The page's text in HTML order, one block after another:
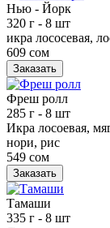
Нью - Йорк
320 г - 8 шт
икра лососевая,
609 сом
Заказать
Фреш ролл
285 г - 8 шт
Икра лосоевая,
нори, рис
549 сом
Заказать
Тамаши
335 г - 8 шт